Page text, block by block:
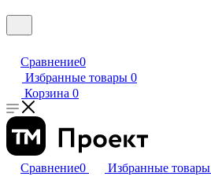
Сравнение0
Избранные товары 0
Корзина 0
Сравнение0 Избранные товары